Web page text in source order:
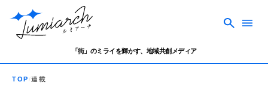
「街」のミライを輝かす、地域共創メディア
TOP 連載